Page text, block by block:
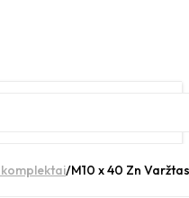
/M10 x 40 Zn